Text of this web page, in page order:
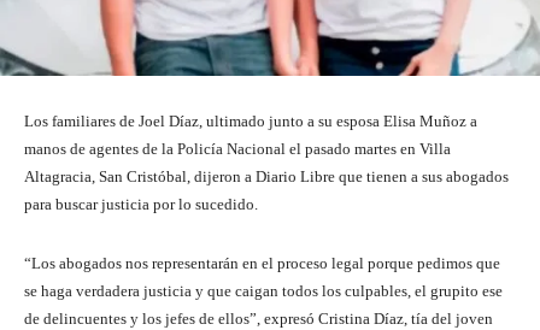
Los familiares de Joel Díaz, ultimado junto a su esposa Elisa Muñoz a
manos de agentes de la Policía Nacional el pasado martes en Villa
Altagracia, San Cristóbal, dijeron a Diario Libre que tienen a sus abogados
para buscar justicia por lo sucedido.
“Los abogados nos representarán en el proceso legal porque pedimos que
se haga verdadera justicia y que caigan todos los culpables, el grupito ese
de delincuentes y los jefes de ellos”, expresó Cristina Díaz, tía del joven